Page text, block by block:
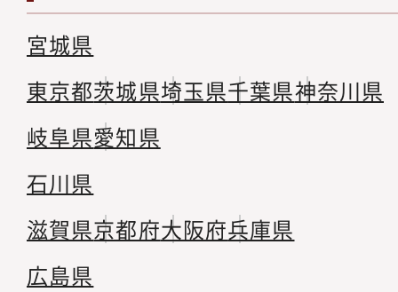
宮城県
東京都茨城県埼玉県千葉県神奈川県
岐阜県愛知県
石川県
滋賀県京都府大阪府兵庫県
広島県